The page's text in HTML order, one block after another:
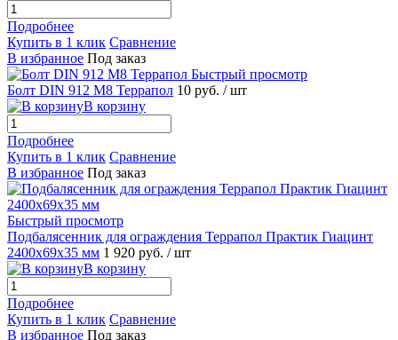
Подробнее
Купить в 1 клик Сравнение
В избранное Под заказ
Быстрый просмотр
Болт DIN 912 M8 Террапол 10 руб. / шт
В корзину
Подробнее
Купить в 1 клик Сравнение
В избранное Под заказ
Быстрый просмотр
Подбалясенник для ограждения Террапол Практик Гиацинт
2400x69x35 мм 1 920 руб. / шт
В корзину
Подробнее
Купить в 1 клик Сравнение
В избранное Под заказ